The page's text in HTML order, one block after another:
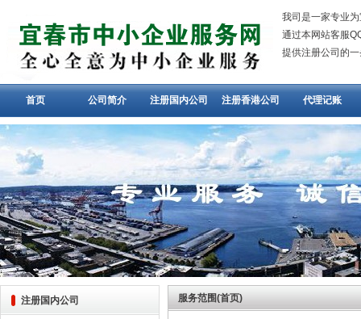
我司是一家专业
通过本网站客服
提供注册公司的
首页 公司简介 注册国内公司 注册香港公司 代理记账
注册国内公司 服务范围(首页)